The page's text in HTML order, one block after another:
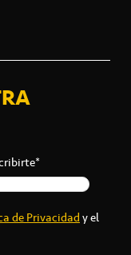
de Privacidady el